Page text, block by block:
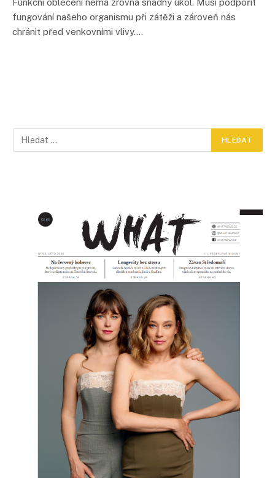
fungování našeho organismu při zátěži a zároveň nás
chránit před venkovními vlivy.…